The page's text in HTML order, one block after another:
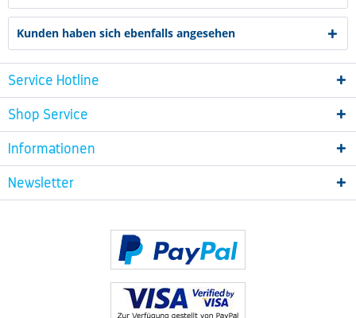
Kunden haben sich ebenfalls angesehen
Service Hotline
Shop Service
Informationen
Newsletter